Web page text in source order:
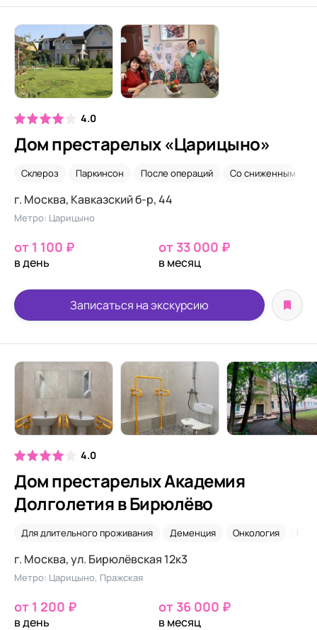
4.0
Дом престарелых «Царицыно»
Склероз Паркинсон После операций Со сниженным
г. Москва, Кавказский б-р, 44
Метро: Царицыно
от 1 100 ₽
в день
от 33 000 ₽
в месяц
Записаться на экскурсию
4.0
Дом престарелых Академия
Долголетия в Бирюлёво
Для длительного проживания Деменция Онкология
г. Москва, ул. Бирюлёвская 12к3
Метро: Царицыно, Пражская
от 1 200 ₽
в день
от 36 000 ₽
в месяц